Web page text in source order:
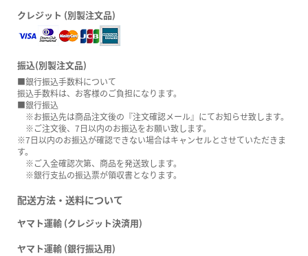
クレジット (別製注文品)
振込(別製注文品)
■銀行振込手数料について
振込手数料は、お客様のご負担になります。
■銀行振込
※お振込先は商品注文後の『注文確認メール』にてお知らせ致します。
※ご注文後、7日以内のお振込をお願い致します。
※7日以内のお振込が確認できない場合はキャンセルとさせていただきま
す。
※ご入金確認次第、商品を発送致します。
※銀行支払の振込票が領収書となります。
配送方法・送料について
ヤマト運輸 (クレジット決済用)
ヤマト運輸 (銀行振込用)